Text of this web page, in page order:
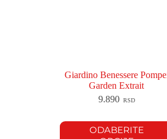
Giardino Benessere
Garden Extrait
9.890 RSD
ODABERITE